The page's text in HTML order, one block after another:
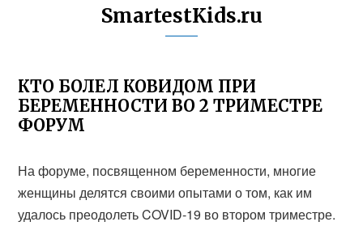
SmartestKids.ru
КТО БОЛЕЛ КОВИДОМ ПРИ
БЕРЕМЕННОСТИ ВО 2 ТРИМЕСТРЕ
ФОРУМ
На форуме, посвященном беременности, многие
женщины делятся своими опытами о том, как им
удалось преодолеть COVID-19 во втором триместре.